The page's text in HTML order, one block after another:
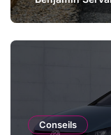
Conseils